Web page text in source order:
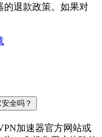
的退款政策。如果对
全吗？
加速器官方网站或